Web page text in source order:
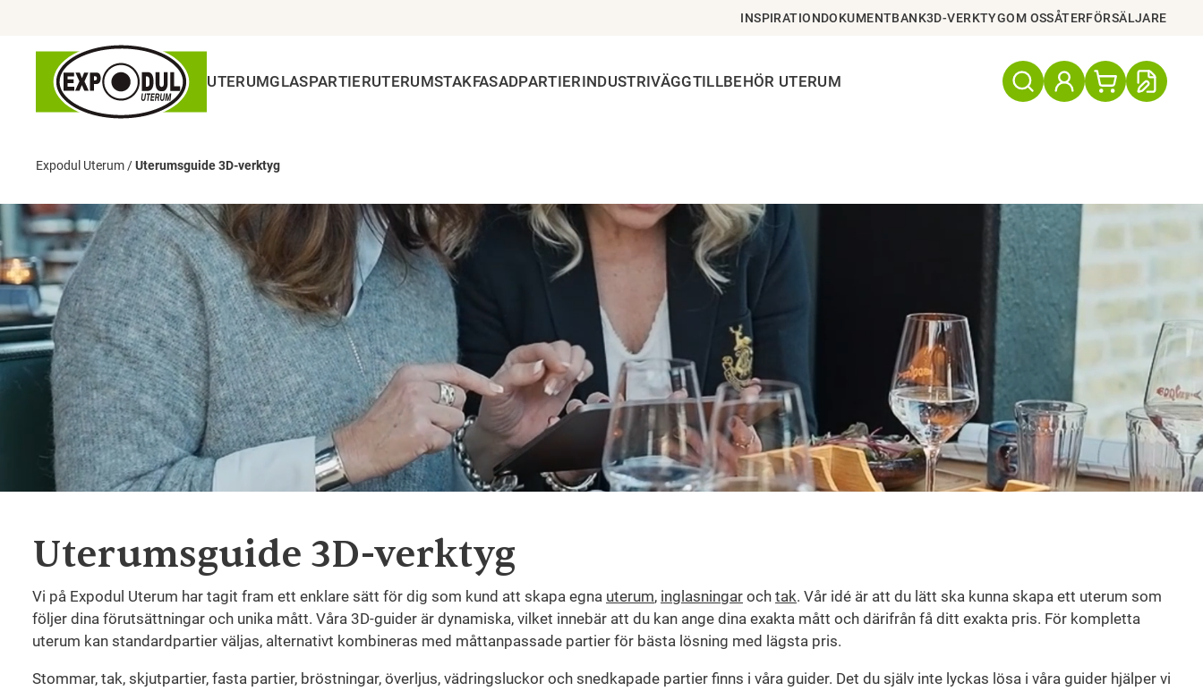
INSPIRATIONDOKUMENTBANK3D-VERKTYGOM OSSÅTERFÖRSÄLJARE
UTERUMGLASPARTIERUTERUMSTAKFASADPARTIERINDUSTRIVÄGGTILLBEHÖR UTERUM
Expodul Uterum /Uterumsguide 3D-verktyg
Uterumsguide 3D-verktyg
Vi på Expodul Uterum har tagit fram ett enklare sätt för dig som kund att skapa egna uterum, inglasningar och tak. Vår idé är att du lätt ska kunna skapa ett uterum som
följer dina förutsättningar och unika mått. Våra 3D-guider är dynamiska, vilket innebär att du kan ange dina exakta mått och därifrån få ditt exakta pris. För kompletta
uterum kan standardpartier väljas, alternativt kombineras med måttanpassade partier för bästa lösning med lägsta pris.
Stommar, tak, skjutpartier, fasta partier, bröstningar, överljus, vädringsluckor och snedkapade partier finns i våra guider. Det du själv inte lyckas lösa i våra guider hjälper vi